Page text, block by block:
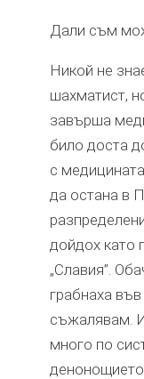
Дали съм
Никой не
шахматист,
завърша
било доста
с
да остана в
дойдох като
„Славия”.
грабнаха
съжалявам.
много по